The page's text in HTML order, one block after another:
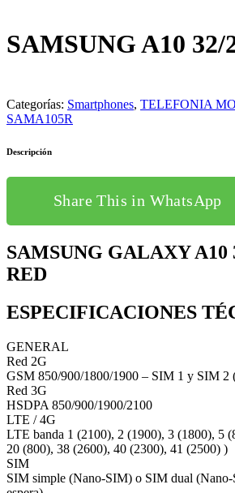
SAMSUNG A10 32/
Categorías: Smartphones, TELEFONIA
SAMA105R
Descripción
Share This in WhatsApp
SAMSUNG GALAXY A10
RED
ESPECIFICACIONES
GENERAL
Red 2G
GSM 850/900/1800/1900 – SIM 1 y SIM 2
Red 3G
HSDPA 850/900/1900/2100
LTE / 4G
LTE banda 1 (2100), 2 (1900), 3 (1800), 5
20 (800), 38 (2600), 40 (2300), 41 (2500) )
SIM
SIM simple (Nano-SIM) o SIM dual